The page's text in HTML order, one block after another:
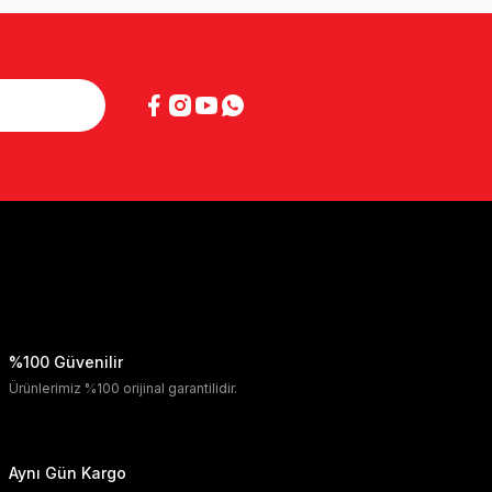
%100 Güvenilir
Ürünlerimiz %100 orijinal garantilidir.
Aynı Gün Kargo